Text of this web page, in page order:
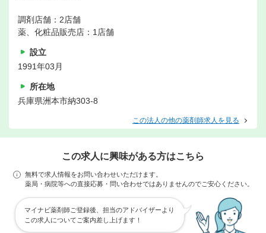
調剤店舗：2店舗
薬、化粧品販売店：1店舗
設立
1991年03月
所在地
兵庫県洲本市納303-8
この法人の他の薬剤師求人を見る
この求人に興味がある方はこちら
無料で求人情報をお問い合わせいただけます。
薬局・病院等への直接応募・問い合わせではありませんのでご安心ください。
マイナビ薬剤師ご登録後、担当のアドバイザーより
この求人についてご案内差し上げます！